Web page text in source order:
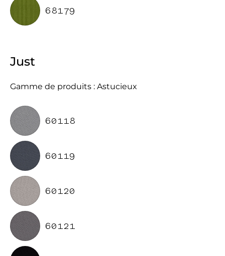
68179
Just
Gamme de produits : Astucieux
60118
60119
60120
60121